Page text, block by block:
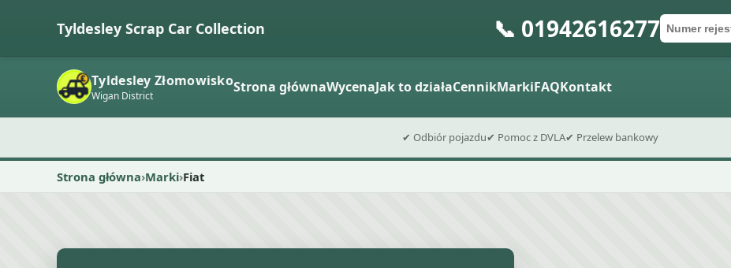
Tyldesley Scrap Car Collection 📞 01942616277Numer
Kod
Wyślij
Tyldesley Złomowisko
Wigan District Strona głównaWycenaJak to działaCennikMarkiFAQKontakt
✔ Odbiór pojazdu✔ Pomoc z DVLA✔ Przelew bankowy
Strona główna Marki Fiat